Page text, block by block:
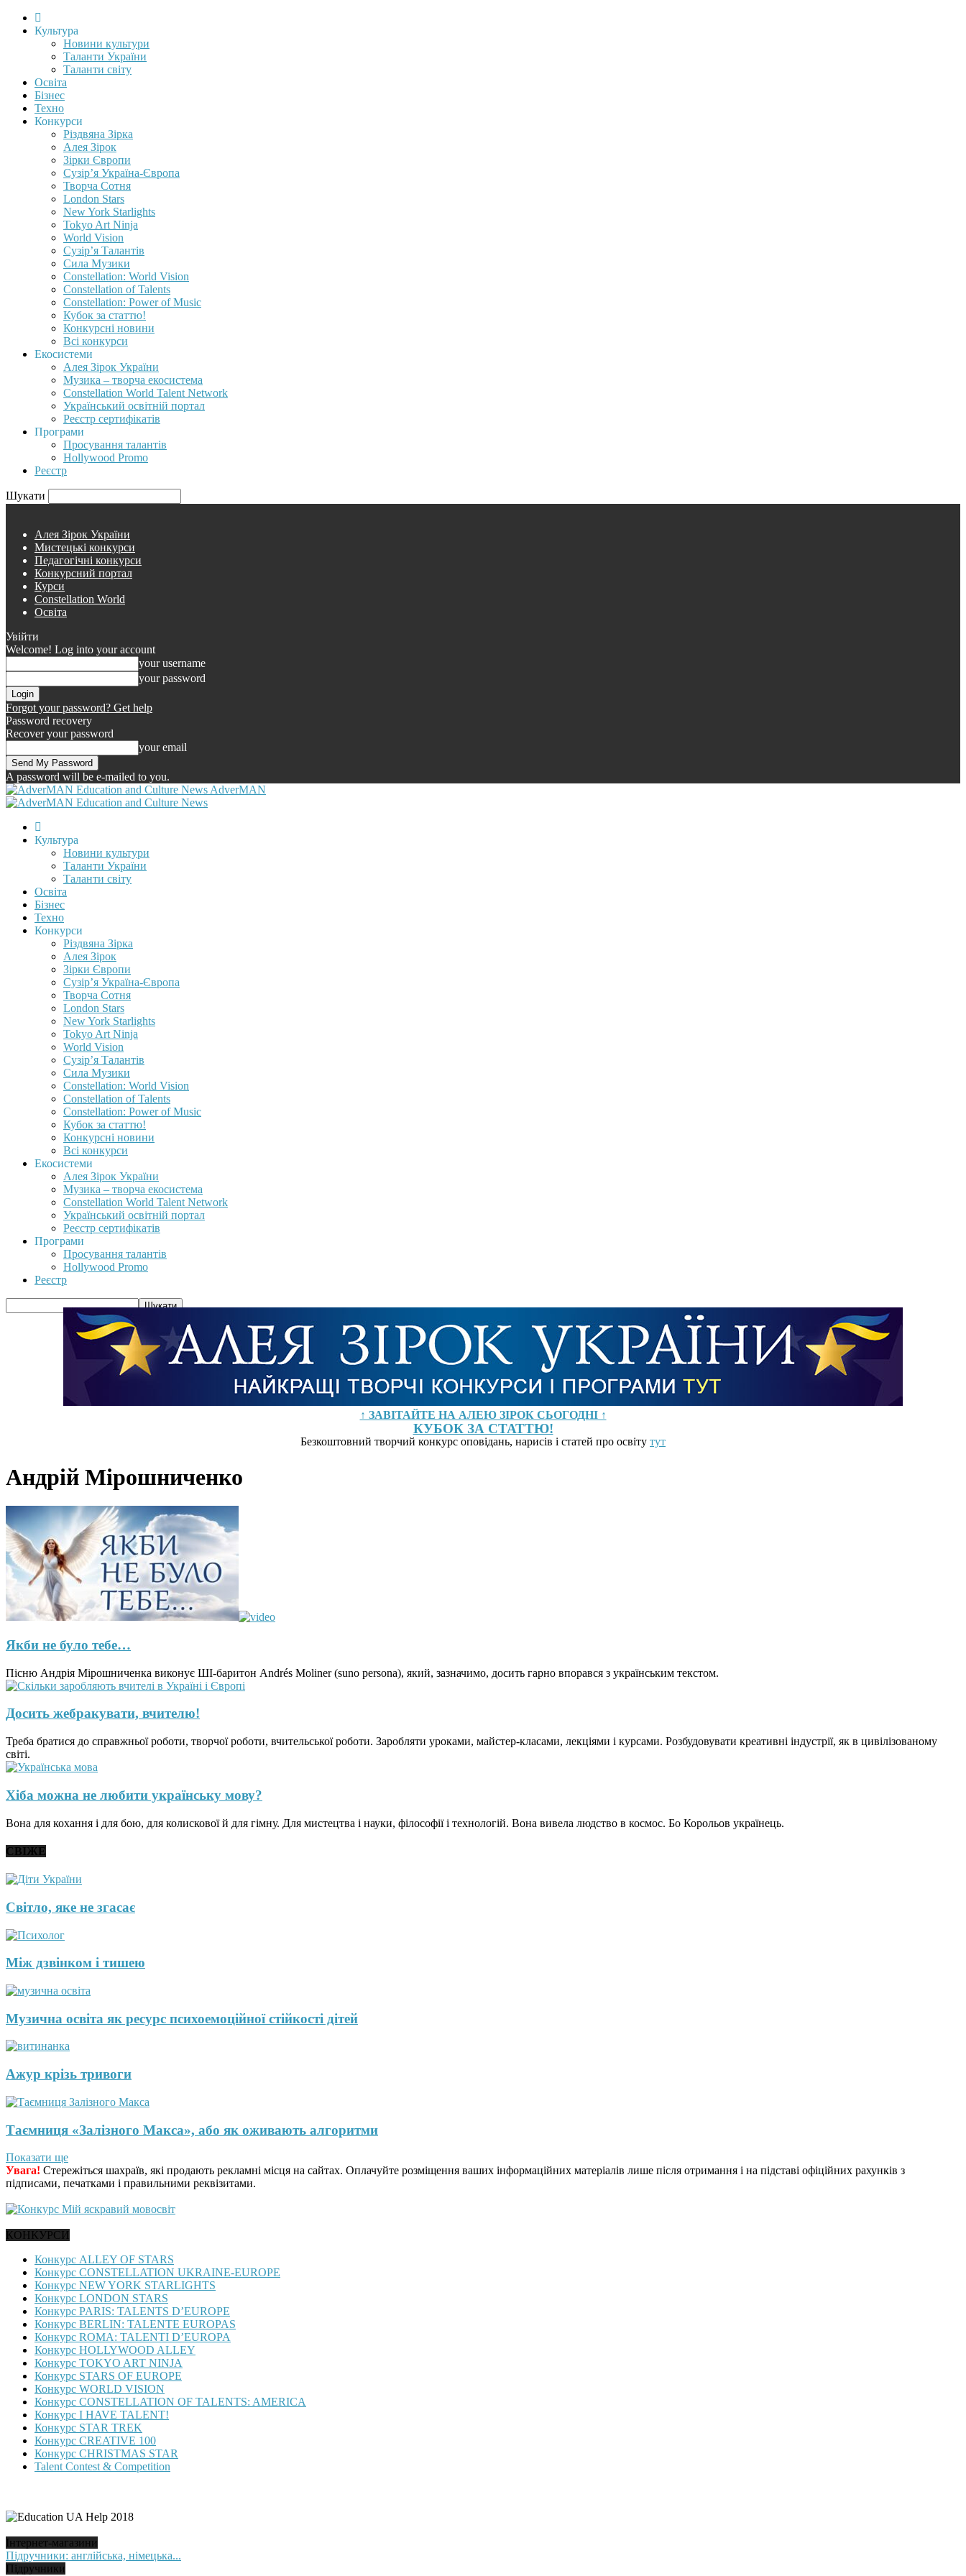
Культура
Новини культури
Таланти України
Таланти світу
Освіта
Бізнес
Техно
Конкурси
Різдвяна Зірка
Алея Зірок
Зірки Європи
Сузір’я Україна-Європа
Творча Сотня
London Stars
New York Starlights
Tokyo Art Ninja
World Vision
Сузір’я Талантів
Сила Музики
Constellation: World Vision
Constellation of Talents
Constellation: Power of Music
Кубок за статтю!
Конкурсні новини
Всі конкурси
Екосистеми
Алея Зірок України
Музика – творча екосистема
Constellation World Talent Network
Український освітній портал
Реєстр сертифікатів
Програми
Просування талантів
Hollywood Promo
Реєстр
Шукати
Алея Зірок України
Мистецькі конкурси
Педагогічні конкурси
Конкурсний портал
Курси
Constellation World
Освіта
Увійти
Welcome! Log into your account
your username
your password
Forgot your password? Get help
Password recovery
Recover your password
your email
A password will be e-mailed to you.
AdverMAN
Культура
Новини культури
Таланти України
Таланти світу
Освіта
Бізнес
Техно
Конкурси
Різдвяна Зірка
Алея Зірок
Зірки Європи
Сузір’я Україна-Європа
Творча Сотня
London Stars
New York Starlights
Tokyo Art Ninja
World Vision
Сузір’я Талантів
Сила Музики
Constellation: World Vision
Constellation of Talents
Constellation: Power of Music
Кубок за статтю!
Конкурсні новини
Всі конкурси
Екосистеми
Алея Зірок України
Музика – творча екосистема
Constellation World Talent Network
Український освітній портал
Реєстр сертифікатів
Програми
Просування талантів
Hollywood Promo
Реєстр
↑ ЗАВІТАЙТЕ НА АЛЕЮ ЗІРОК СЬОГОДНІ ↑
КУБОК ЗА СТАТТЮ!
Безкоштовний творчий конкурс оповідань, нарисів і статей про освіту тут
Андрій Мірошниченко
Якби не було тебе…
Пісню Андрія Мірошниченка виконує ШІ-баритон Andrés Moliner (suno persona), який, зазначимо, досить гарно впорався з українським текстом.
Досить жебракувати, вчителю!
Треба братися до справжньої роботи, творчої роботи, вчительської роботи. Заробляти уроками, майстер-класами, лекціями і курсами. Розбудовувати креативні індустрії, як в цивілізованому
світі.
Хіба можна не любити українську мову?
Вона для кохання і для бою, для колискової й для гімну. Для мистецтва і науки, філософії і технологій. Вона вивела людство в космос. Бо Корольов українець.
СВІЖЕ
Світло, яке не згасає
Між дзвінком і тишею
Музична освіта як ресурс психоемоційної стійкості дітей
Ажур крізь тривоги
Таємниця «Залізного Макса», або як оживають алгоритми
Показати ще
Увага! Стережіться шахраїв, які продають рекламні місця на сайтах. Оплачуйте розміщення ваших інформаційних матеріалів лише після отримання і на підставі офіційних рахунків з
підписами, печатками і правильними реквізитами.
КОНКУРСИ
Конкурс ALLEY OF STARS
Конкурс CONSTELLATION UKRAINE-EUROPE
Конкурс NEW YORK STARLIGHTS
Конкурс LONDON STARS
Конкурс PARIS: TALENTS D’EUROPE
Конкурс BERLIN: TALENTE EUROPAS
Конкурс ROMA: TALENTI D’EUROPA
Конкурс HOLLYWOOD ALLEY
Конкурс TOKYO ART NINJA
Конкурс STARS OF EUROPE
Конкурс WORLD VISION
Конкурс CONSTELLATION OF TALENTS: AMERICA
Конкурс I HAVE TALENT!
Конкурс STAR TREK
Конкурс CREATIVE 100
Конкурс CHRISTMAS STAR
Talent Contest & Competition
Інтернет-магазини
Підручники: англійська, німецька...
Підручники